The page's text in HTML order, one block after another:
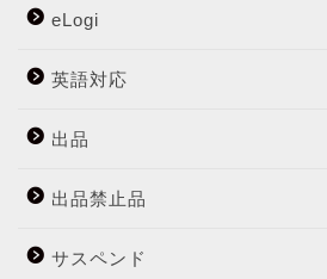
eLogi
英語対応
出品
出品禁止品
サスペンド